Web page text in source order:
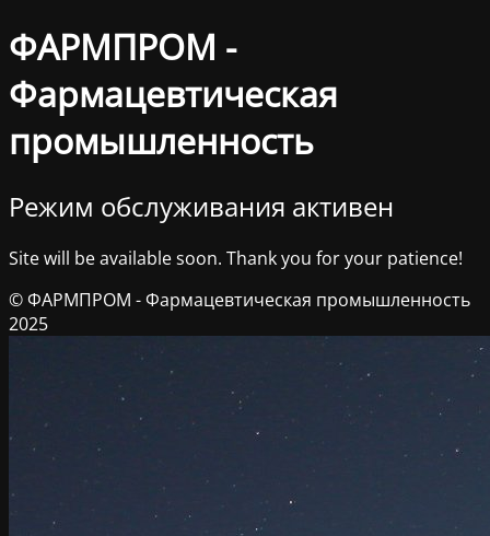
ФАРМПРОМ -
Фармацевтическая
промышленность
Режим обслуживания активен
Site will be available soon. Thank you for your patience!
© ФАРМПРОМ - Фармацевтическая промышленность
2025